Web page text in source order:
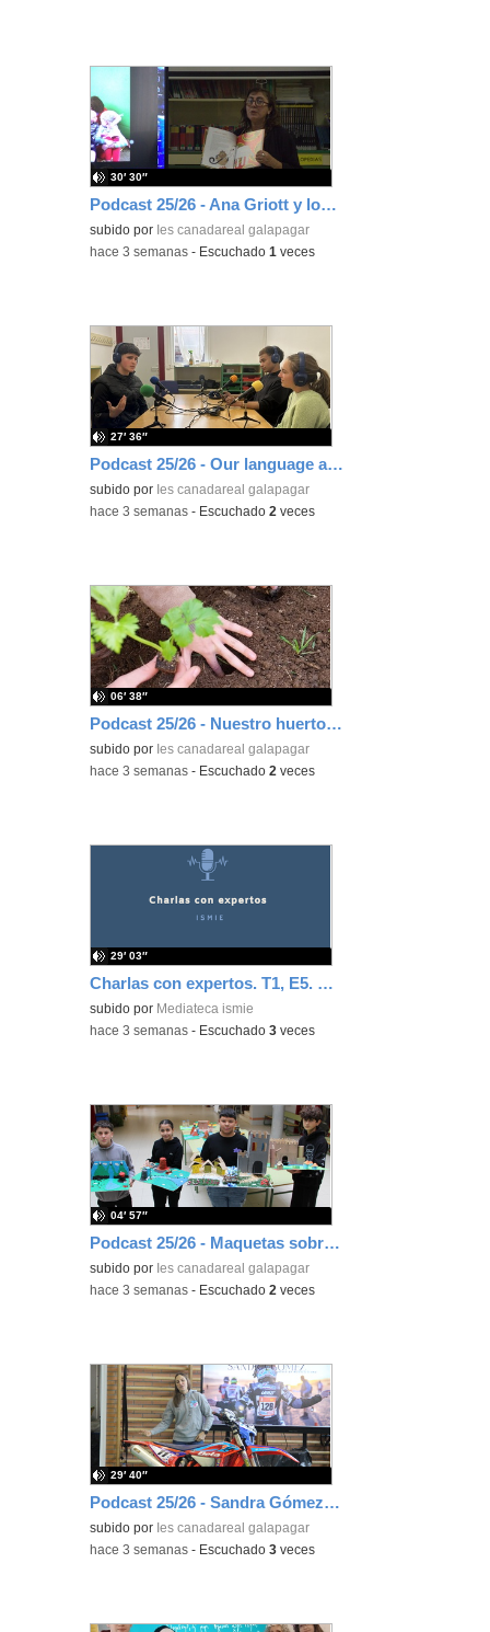
Podcast 25/26 - Ana Griott y los cuentos de las voces olvidadas
subido por Ies canadareal galapagar
30′ 30″
-hace 3 semanas - Escuchado1 veces
Podcast 25/26 - Our language assistant Ellie
subido por Ies canadareal galapagar
27′ 36″
-hace 3 semanas - Escuchado2 veces
Podcast 25/26 - Nuestro huerto escolar
subido por Ies canadareal galapagar
06′ 38″
-hace 3 semanas - Escuchado2 veces
Charlas con expertos. T1, E5. David-Li Ilundáin Reviriego
subido por Mediateca ismie
29′ 03″
-hace 3 semanas - Escuchado3 veces
Podcast 25/26 - Maquetas sobre el feudalismo
subido por Ies canadareal galapagar
04′ 57″
-hace 3 semanas - Escuchado2 veces
Podcast 25/26 - Sandra Gómez, campeona de Enduro
subido por Ies canadareal galapagar
29′ 40″
-hace 3 semanas - Escuchado3 veces